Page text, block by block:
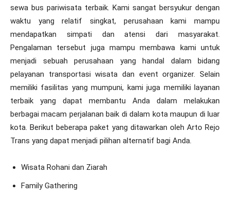
sewa bus pariwisata terbaik. Kami sangat bersyukur dengan
waktu yang relatif singkat, perusahaan kami mampu
mendapatkan simpati dan atensi dari masyarakat.
Pengalaman tersebut juga mampu membawa kami untuk
menjadi sebuah perusahaan yang handal dalam bidang
pelayanan transportasi wisata dan event organizer. Selain
memiliki fasilitas yang mumpuni, kami juga memiliki layanan
terbaik yang dapat membantu Anda dalam melakukan
berbagai macam perjalanan baik di dalam kota maupun di luar
kota. Berikut beberapa paket yang ditawarkan oleh Arto Rejo
Trans yang dapat menjadi pilihan alternatif bagi Anda.
Wisata Rohani dan Ziarah
Family Gathering